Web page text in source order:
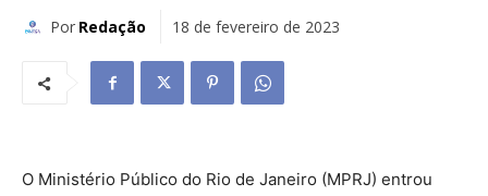
Por Redação 18 de fevereiro de 2023
O Ministério Público do Rio de Janeiro (MPRJ) entrou